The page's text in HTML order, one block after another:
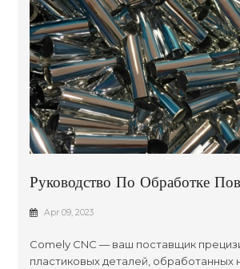
Руководство По Обработке
Обработанных Пластиковых
Apr 09, 2023
Comely CNC — ваш поставщик
пластиковых деталей, обработанных